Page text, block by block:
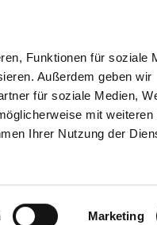
Funktionen für soziale
Außerdem geben wir
für soziale Medien,
mit weiteren
Ihrer Nutzung der
Marketing
haltbar, 3,8% Fett
Durch
| Bewusst